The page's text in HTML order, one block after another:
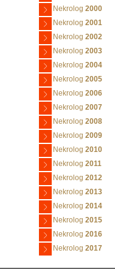
Nekrolog 2000
Nekrolog 2001
Nekrolog 2002
Nekrolog 2003
Nekrolog 2004
Nekrolog 2005
Nekrolog 2006
Nekrolog 2007
Nekrolog 2008
Nekrolog 2009
Nekrolog 2010
Nekrolog 2011
Nekrolog 2012
Nekrolog 2013
Nekrolog 2014
Nekrolog 2015
Nekrolog 2016
Nekrolog 2017